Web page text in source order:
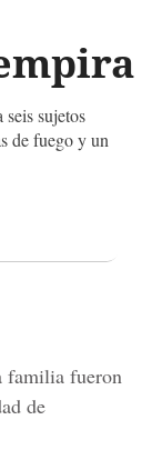
sujetos
de fuego y un
familia fueron
de